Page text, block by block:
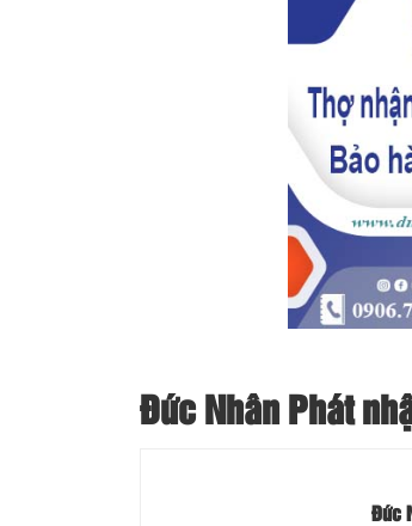
Đức Nhân Phát
Đức